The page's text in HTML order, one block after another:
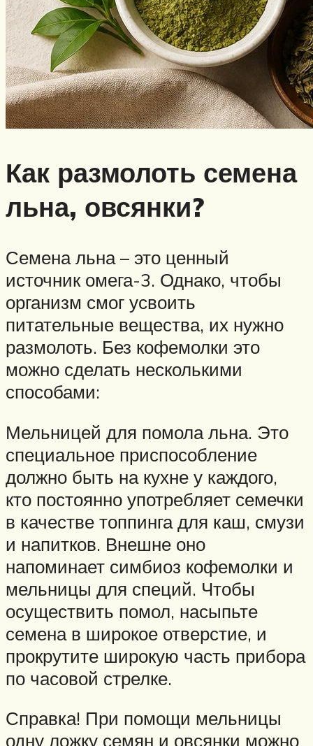
Как размолоть семена
льна, овсянки?
Семена льна – это ценный
источник омега-3. Однако, чтобы
организм смог усвоить
питательные вещества, их нужно
размолоть. Без кофемолки это
можно сделать несколькими
способами:
Мельницей для помола льна. Это
специальное приспособление
должно быть на кухне у каждого,
кто постоянно употребляет семечки
в качестве топпинга для каш, смузи
и напитков. Внешне оно
напоминает симбиоз кофемолки и
мельницы для специй. Чтобы
осуществить помол, насыпьте
семена в широкое отверстие, и
прокрутите широкую часть прибора
по часовой стрелке.
Справка! При помощи мельницы
одну ложку семян и овсянки можно